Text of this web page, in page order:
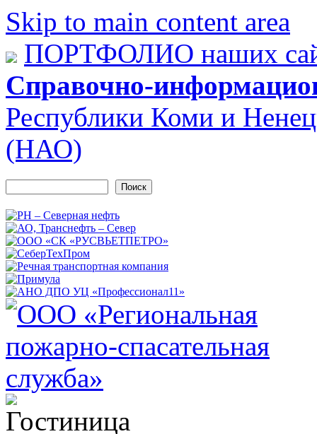
Skip to main content area
ПОРТФОЛИО наших
Справочно-
Республики Коми и
(НАО)
Форма поиска